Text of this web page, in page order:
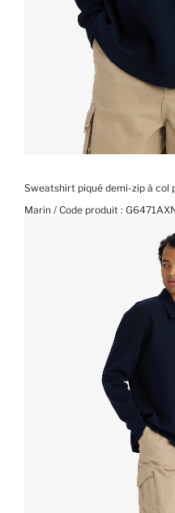
Sweatshirt piqué demi-zip à col
Marin / Code produit :